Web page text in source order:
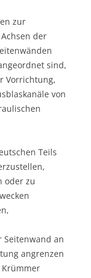
zur
der
sind,
Vorrichtung,
von
Teils
oder zu
Seitenwand an
angrenzen
Krümmer